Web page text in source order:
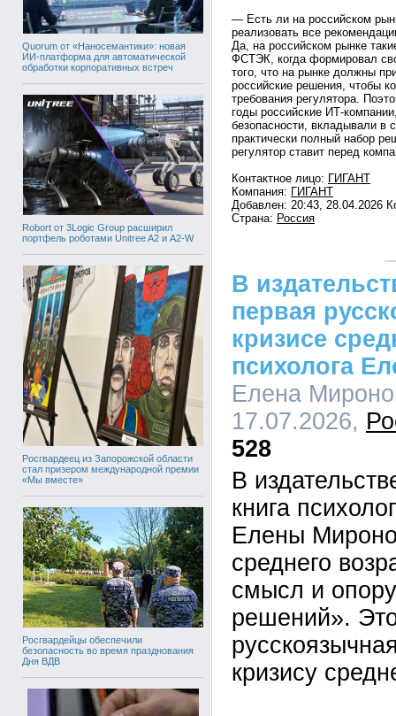
Quorum от «Наносемантики»: новая
ИИ-платформа для автоматической
обработки корпоративных встреч
Robort от 3Logic Group расширил
портфель роботами Unitree A2 и A2-W
Росгвардеец из Запорожской области
стал призером международной премии
«Мы вместе»
Росгвардейцы обеспечили
безопасность во время празднования
Дня ВДВ
— Есть ли на российском
реализовать все
Да, на российском рынке
ФСТЭК, когда формировал
того, что на рынке должны
российские решения, чтобы
требования регулятора.
годы российские ИТ-
безопасности, вкладывали в
практически полный набор
регулятор ставит перед
Контактное лицо: ГИГАНТ
Компания: ГИГАНТ
Добавлен: 20:43, 28.04.2026
Страна: Россия
В
первая
кризисе
психолога
Елена
17.07.2026,
528
В
книга
Елены
среднего
смысл и
решений».
кризису